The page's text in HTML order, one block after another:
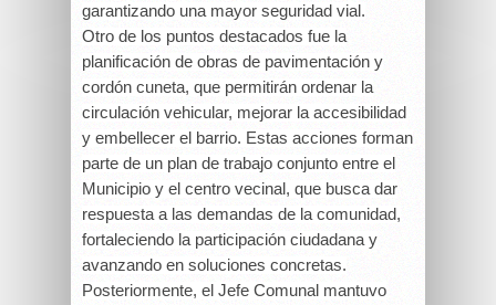
garantizando una mayor seguridad vial.
Otro de los puntos destacados fue la
planificación de obras de pavimentación y
cordón cuneta, que permitirán ordenar la
circulación vehicular, mejorar la accesibilidad
y embellecer el barrio. Estas acciones forman
parte de un plan de trabajo conjunto entre el
Municipio y el centro vecinal, que busca dar
respuesta a las demandas de la comunidad,
fortaleciendo la participación ciudadana y
avanzando en soluciones concretas.
Posteriormente, el Jefe Comunal mantuvo